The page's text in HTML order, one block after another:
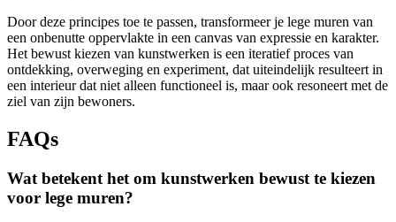
Door deze principes toe te passen, transformeer je lege muren van
een onbenutte oppervlakte in een canvas van expressie en karakter.
Het bewust kiezen van kunstwerken is een iteratief proces van
ontdekking, overweging en experiment, dat uiteindelijk resulteert in
een interieur dat niet alleen functioneel is, maar ook resoneert met de
ziel van zijn bewoners.
FAQs
Wat betekent het om kunstwerken bewust te kiezen
voor lege muren?